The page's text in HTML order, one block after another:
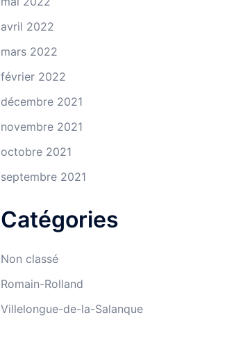
avril 2022
mars 2022
février 2022
décembre 2021
novembre 2021
octobre 2021
septembre 2021
Catégories
Non classé
Romain-Rolland
Villelongue-de-la-Salanque